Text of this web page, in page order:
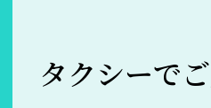
タクシーで